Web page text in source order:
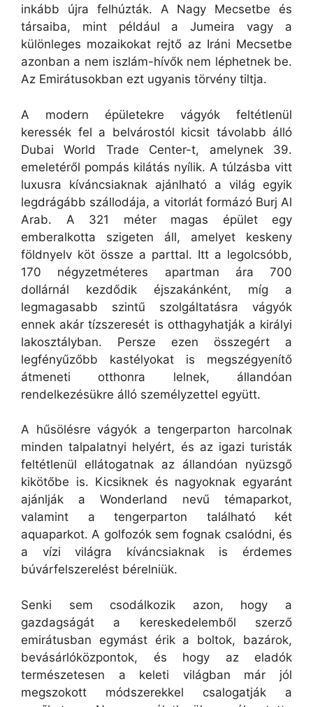
inkább újra felhúzták. A Nagy Mecsetbe és
társaiba, mint például a Jumeira vagy a
különleges mozaikokat rejtő az Iráni Mecsetbe
azonban a nem iszlám-hívők nem léphetnek be.
Az Emirátusokban ezt ugyanis törvény tiltja.
A modern épületekre vágyók feltétlenül
keressék fel a belvárostól kicsit távolabb álló
Dubai World Trade Center-t, amelynek 39.
emeletéről pompás kilátás nyílik. A túlzásba vitt
luxusra kíváncsiaknak ajánlható a világ egyik
legdrágább szállodája, a vitorlát formázó Burj Al
Arab. A 321 méter magas épület egy
emberalkotta szigeten áll, amelyet keskeny
földnyelv köt össze a parttal. Itt a legolcsóbb,
170 négyzetméteres apartman ára 700
dollárnál kezdődik éjszakánként, míg a
legmagasabb szintű szolgáltatásra vágyók
ennek akár tízszeresét is otthagyhatják a királyi
lakosztályban. Persze ezen összegért a
legfényűzőbb kastélyokat is megszégyenítő
átmeneti otthonra lelnek, állandóan
rendelkezésükre álló személyzettel együtt.
A hűsölésre vágyók a tengerparton harcolnak
minden talpalatnyi helyért, és az igazi turisták
feltétlenül ellátogatnak az állandóan nyüzsgő
kikötőbe is. Kicsiknek és nagyoknak egyaránt
ajánlják a Wonderland nevű témaparkot,
valamint a tengerparton található két
aquaparkot. A golfozók sem fognak csalódni, és
a vízi világra kíváncsiaknak is érdemes
búvárfelszerelést bérelniük.
Senki sem csodálkozik azon, hogy a
gazdagságát a kereskedelemből szerző
emirátusban egymást érik a boltok, bazárok,
bevásárlóközpontok, és hogy az eladók
természetesen a keleti világban már jól
megszokott módszerekkel csalogatják a